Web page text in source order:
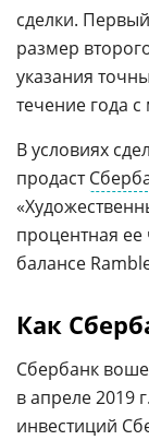
сделки.
размер
указания
течение года
В условиях
продаст
процентная ее
балансе
Как
Сбербанк
в апреле 2019
инвестиций